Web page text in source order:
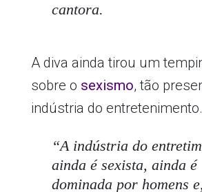
cantora.
A diva ainda tirou um
sobre o sexismo, tão
indústria do entretenimento.
“A indústria do
ainda é sexista, ainda é
dominada por homens e,